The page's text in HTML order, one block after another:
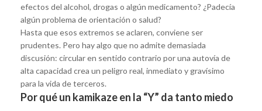
efectos del alcohol, drogas o algún medicamento? ¿Padecía
algún problema de orientación o salud?
Hasta que esos extremos se aclaren, conviene ser
prudentes. Pero hay algo que no admite demasiada
discusión: circular en sentido contrario por una autovía de
alta capacidad crea un peligro real, inmediato y gravísimo
para la vida de terceros.
Por qué un kamikaze en la “Y” da tanto miedo